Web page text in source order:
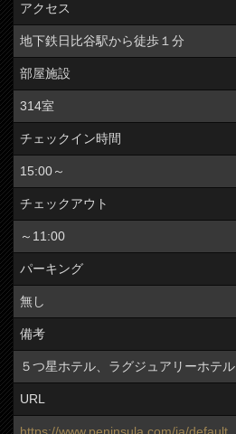
アクセス
地下鉄日比谷駅から徒歩１分
部屋施設
314室
チェックイン時間
15:00～
チェックアウト
～11:00
パーキング
無し
備考
５つ星ホテル、ラグジュアリーホテル
URL